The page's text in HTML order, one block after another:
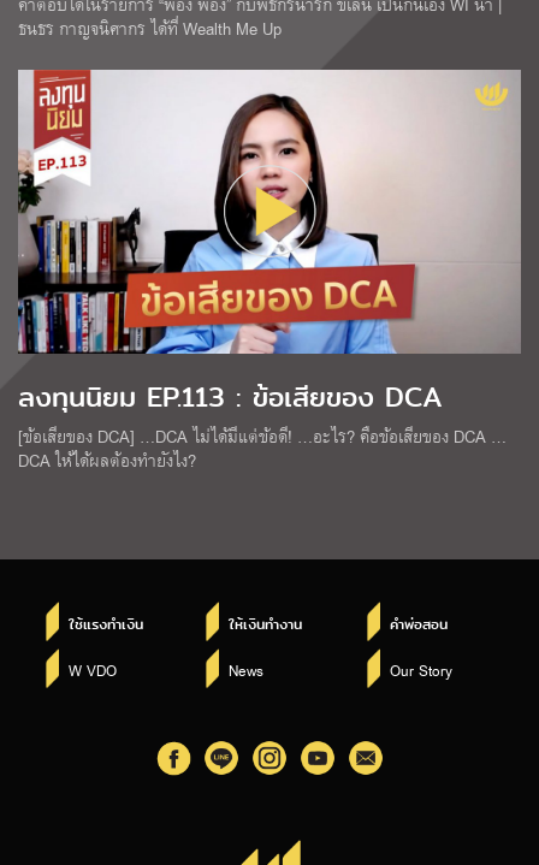
ธนธร กาญจนิศากร ได้ที่ Wealth Me Up
ลงทุนนิยม EP.113 : ข้อเสียของ DCA
[ข้อเสียของ DCA] …DCA ไม่ได้มีแต่ข้อดี! …อะไร? คือข้อเสียของ DCA …
DCA ให้ได้ผลต้องทำยังไง?
ใช้แรงทำเงิน ให้เงินทำงาน คำพ่อสอน
W VDO News Our Story